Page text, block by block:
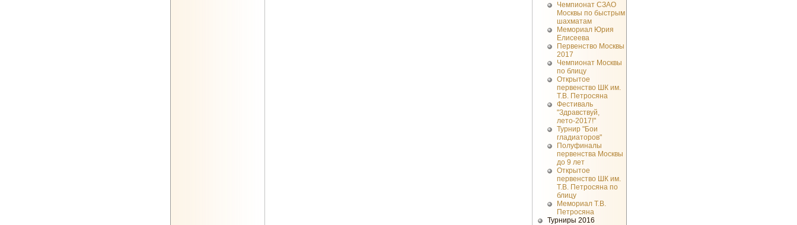
Чемпионат СЗАО
Москвы по быстрым
шахматам
Мемориал Юрия
Елисеева
Первенство Москвы
2017
Чемпионат Москвы
по блицу
Открытое
первенство ШК им.
Т.В. Петросяна
Фестиваль
"Здравствуй,
лето-2017!"
Турнир "Бои
гладиаторов"
Полуфиналы
первенства Москвы
до 9 лет
Открытое
первенство ШК им.
Т.В. Петросяна по
блицу
Мемориал Т.В.
Петросяна
Турниры 2016